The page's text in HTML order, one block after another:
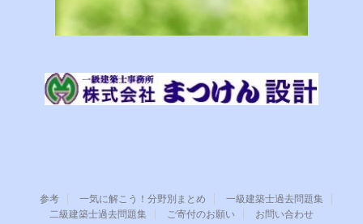
参考 一気に解こう！分野別まとめ
一級建築士過去問題集
二級建築士過去問題集
ご寄付のお願い お問い合わせ